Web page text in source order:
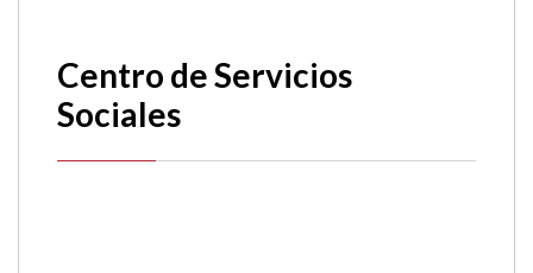
Centro de Servicios
Sociales